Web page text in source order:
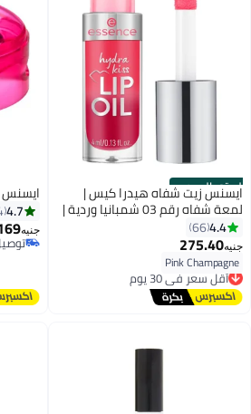
الستور الرسمي
ايسنس زيت شفاه هيدرا كيس |
لمعة شفاه رقم 03 شمبانيا وردية |
مرطب ومغذي | لمسة لمعة عالية |
نباتي | خالي من البارابين | خالي من
مل)
4.4
66
جنيه275.40
Pink Champagne
أقل سعر في 30 يوم
توصيل مجاني
أقل سعر في 30 يوم
ايسنس
4.7
جنيه